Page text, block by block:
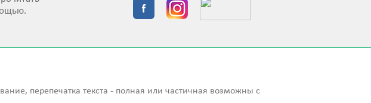
перепечатка текста - полная или частичная возможны с